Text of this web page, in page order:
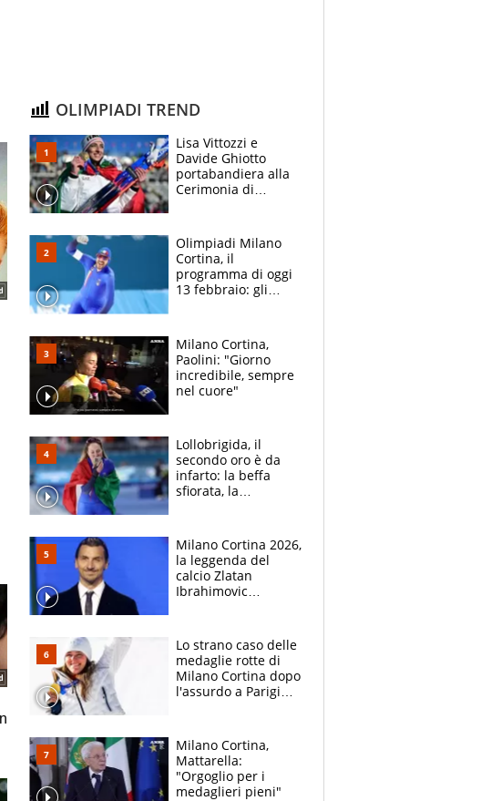
OLIMPIADI TREND
Lisa Vittozzi e
Davide Ghiotto
portabandiera alla
Cerimonia di
svolta
Olimpiadi Milano
Cortina, il
programma di oggi
13 febbraio: gli
Milano Cortina,
Paolini: "Giorno
incredibile, sempre
nel cuore"
Lollobrigida, il
secondo oro è da
infarto: la beffa
sfiorata, la
l'imprecazione dei
commentatori
Milano Cortina 2026,
la leggenda del
calcio Zlatan
Ibrahimovic
Lo strano caso delle
medaglie rotte di
Milano Cortina dopo
l'assurdo a Parigi
Milano Cortina,
Mattarella:
"Orgoglio per i
medaglieri pieni"